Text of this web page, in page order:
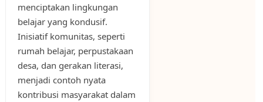
menciptakan lingkungan
belajar yang kondusif.
Inisiatif komunitas, seperti
rumah belajar, perpustakaan
desa, dan gerakan literasi,
menjadi contoh nyata
kontribusi masyarakat dalam